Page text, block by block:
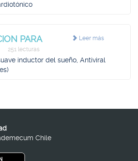
Leer más
PARA
251 lecturas
inductor del sueño, Antiviral
Chile